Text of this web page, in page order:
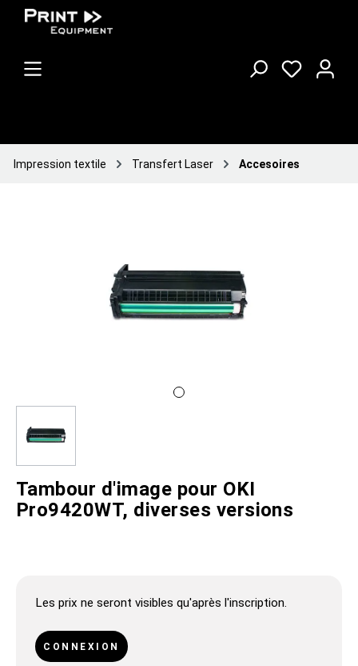
Impression textile Transfert Laser Accesoires
Tambour d'image pour OKI
Pro9420WT, diverses versions
Les prix ne seront visibles qu'après l'inscription.
CONNEXION